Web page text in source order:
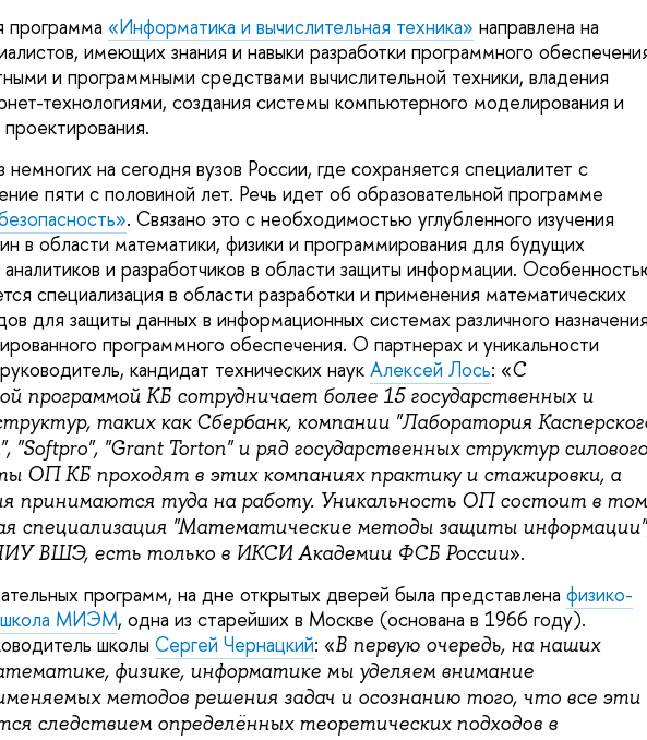
программа «Информатика и вычислительная техника» направлена на
имеющих знания и навыки разработки программного
и программными средствами вычислительной техники, владения
технологиями, создания системы компьютерного моделирования и
на сегодня вузов России, где сохраняется специалитет с
пяти с половиной лет. Речь идет об образовательной программе
. Связано это с необходимостью углубленного изучения
в области математики, физики и программирования для будущих
и разработчиков в области защиты информации.
специализация в области разработки и применения математических
для защиты данных в информационных системах различного
программного обеспечения. О партнерах и уникальности
кандидат технических наук Алексей Лось: «С
программой КБ сотрудничает более 15 государственных и
таких как Сбербанк, компании "Лаборатория
"Softpro", "Grant Torton" и ряд государственных структур силового
ОП КБ проходят в этих компаниях практику и стажировки, а
принимаются туда на работу. Уникальность ОП состоит в
специализация "Математические методы защиты
ВШЭ, есть только в ИКСИ Академии ФСБ России».
программ, на дне открытых дверей была представлена физико-
школа МИЭМ, одна из старейших в Москве (основана в 1966 году).
школы Сергей Чернацкий: «В первую очередь, на наших
физике, информатике мы уделяем внимание
методов решения задач и осознанию того, что все эти
следствием определённых теоретических подходов в